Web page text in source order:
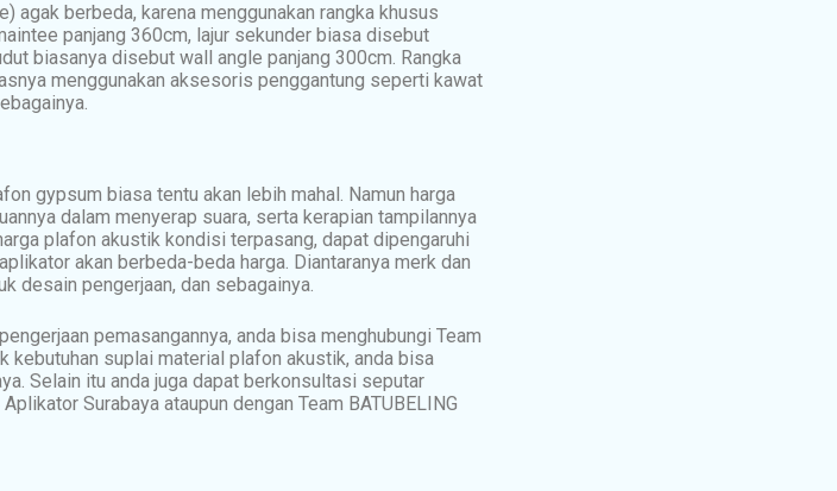
berbeda, karena menggunakan rangka khusus
panjang 360cm, lajur sekunder biasa disebut
biasanya disebut wall angle panjang 300cm. Rangka
menggunakan aksesoris penggantung seperti kawat
gypsum biasa tentu akan lebih mahal. Namun harga
dalam menyerap suara, serta kerapian tampilannya
plafon akustik kondisi terpasang, dapat dipengaruhi
akan berbeda-beda harga. Diantaranya merk dan
desain pengerjaan, dan sebagainya.
pemasangannya, anda bisa menghubungi Team
kebutuhan suplai material plafon akustik, anda bisa
Selain itu anda juga dapat berkonsultasi seputar
Surabaya ataupun dengan Team BATUBELING